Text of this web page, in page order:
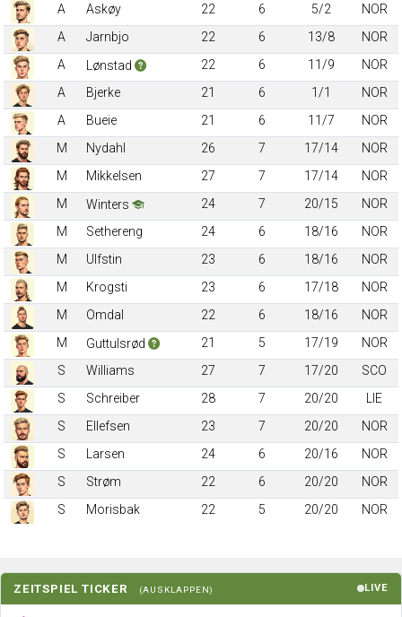
A
Askøy 22 6 5/2
NOR
A
Jarnbjo 22 6 13/8
NOR
A
Lønstad 22 6 11/9
NOR
A
Bjerke 21 6 1/1
NOR
A
Bueie 21 6 11/7
NOR
M
Nydahl 26 7 17/14
NOR
M
Mikkelsen 27 7 17/14
NOR
M
Winters 24 7 20/15
NOR
M
Sethereng 24 6 18/16
NOR
M
Ulfstin 23 6 18/16
NOR
M
Krogsti 23 6 17/18
NOR
M
Omdal 22 6 18/16
NOR
M
Guttulsrød 21 5 17/19
NOR
S
Williams 27 7 17/20
SCO
S
Schreiber 28 7 20/20
LIE
S
Ellefsen 23 7 20/20
NOR
S
Larsen 24 6 20/16
NOR
S
Strøm 22 6 20/20
NOR
S
Morisbak 22 5 20/20 NOR
ZEITSPIEL TICKER (AUSKLAPPEN) LIVE